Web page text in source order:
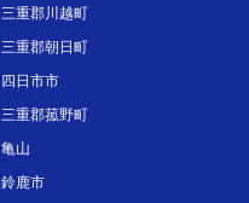
三重郡川越町
三重郡朝日町
四日市市
三重郡菰野町
亀山
鈴鹿市